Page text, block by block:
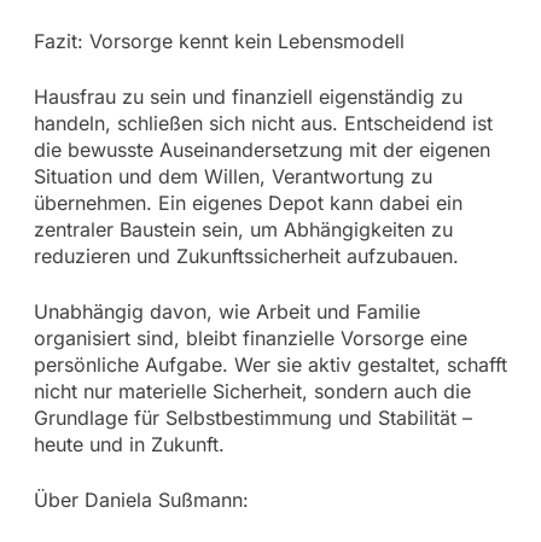
Fazit: Vorsorge kennt kein Lebensmodell
Hausfrau zu sein und finanziell eigenständig zu
handeln, schließen sich nicht aus. Entscheidend ist
die bewusste Auseinandersetzung mit der eigenen
Situation und dem Willen, Verantwortung zu
übernehmen. Ein eigenes Depot kann dabei ein
zentraler Baustein sein, um Abhängigkeiten zu
reduzieren und Zukunftssicherheit aufzubauen.
Unabhängig davon, wie Arbeit und Familie
organisiert sind, bleibt finanzielle Vorsorge eine
persönliche Aufgabe. Wer sie aktiv gestaltet, schafft
nicht nur materielle Sicherheit, sondern auch die
Grundlage für Selbstbestimmung und Stabilität –
heute und in Zukunft.
Über Daniela Sußmann: